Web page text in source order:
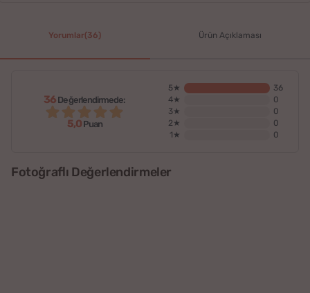
Yorumlar(36) Ürün Açıklaması
36 Değerlendirmede:
5,0Puan
5★
36
4★
0
3★
0
2★
0
1★
0
Fotoğraflı Değerlendirmeler